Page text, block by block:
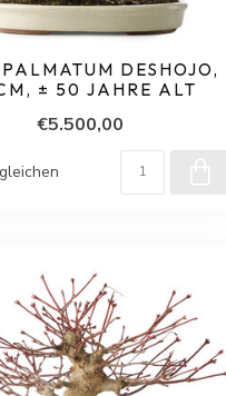
DESHOJO,
± 50 JAHRE ALT
€5.500,00